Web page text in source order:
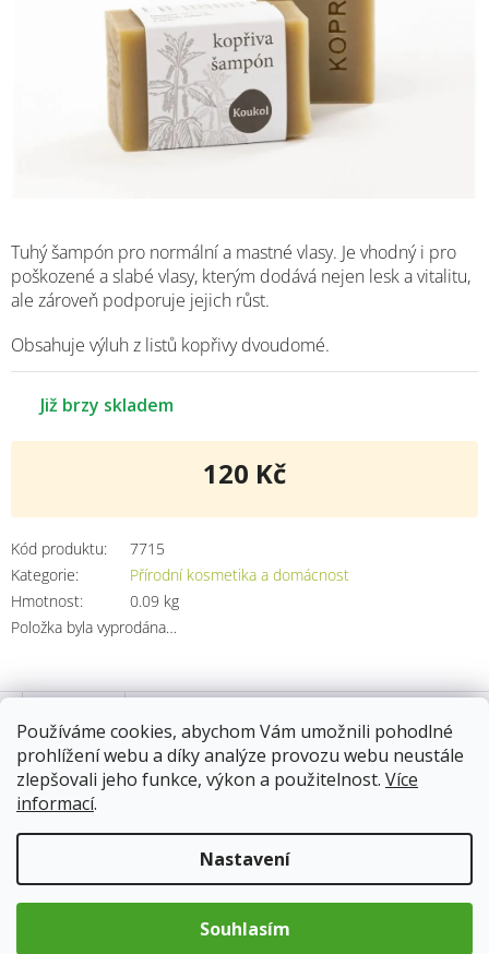
Používáme cookies, abychom Vám umožnili pohodlné
prohlížení webu a díky analýze provozu webu neustále
zlepšovali jeho funkce, výkon a použitelnost. Více
informací.
Nastavení
Souhlasím
Již brzy skladem
Tuhý šampón pro normální a mastné vlasy. Je vhodný i pro
poškozené a slabé vlasy, kterým dodává nejen lesk a vitalitu,
ale zároveň podporuje jejich růst.
Obsahuje výluh z listů kopřivy dvoudomé.
Kód produktu:
7715
Kategorie:
Přírodní kosmetika a domácnost
Hmotnost:
0.09 kg
Položka byla vyprodána…
120 Kč
cena:
Detailní popis produktu
Je to něco jiného a je nutné si na něj zvyknout, ale stojí to
Vlasy se po něm vrací ke své přirozenosti. Je to výborný
šampón pro každodenní použití. Díky avokádovému oleji
vytváří jemnou a bohatou pěnu. Odvar z kopřivy podporuje
růst vlasů a krásně se o ně stará. K oplachu je dobré použít
měkkou vodu (výborná je dešťová voda). Další jeho předností je